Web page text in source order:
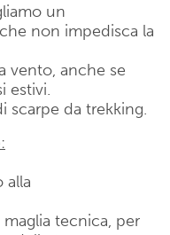
un
non impedisca la
vento, anche se
estivi.
scarpe da trekking.
alla
tecnica, per